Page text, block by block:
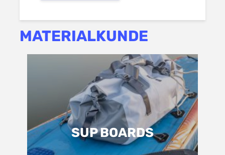
MATERIALKUNDE
SUP BOARDS